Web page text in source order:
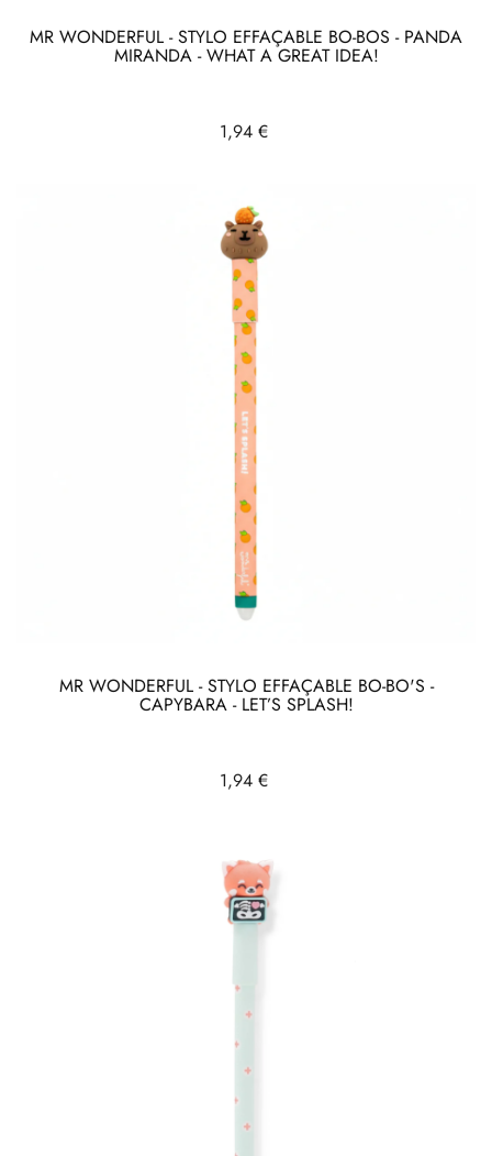
MR WONDERFUL - STYLO EFFAÇABLE BO-BOS - PANDA
MIRANDA - WHAT A GREAT IDEA!
Prix
1,94 €
MR WONDERFUL - STYLO EFFAÇABLE BO-BO'S -
CAPYBARA - LET’S SPLASH!
Prix
1,94 €